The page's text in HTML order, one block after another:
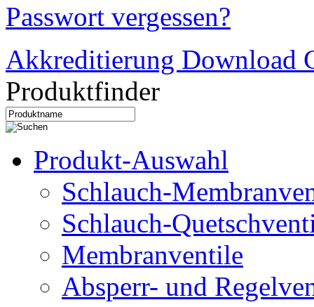
Passwort vergessen?
Akkreditierung Download
Produktfinder
Produkt-Auswahl
Schlauch-
Schlauch-
Membranventile
Absperr- und